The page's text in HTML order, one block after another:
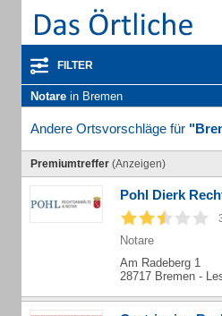
FILTER
Notare in Bremen
Andere Ortsvorschläge für
Premiumtreffer (Anzeigen)
Pohl Dierk
Notare
Am Radeberg 1
28717 Bremen -